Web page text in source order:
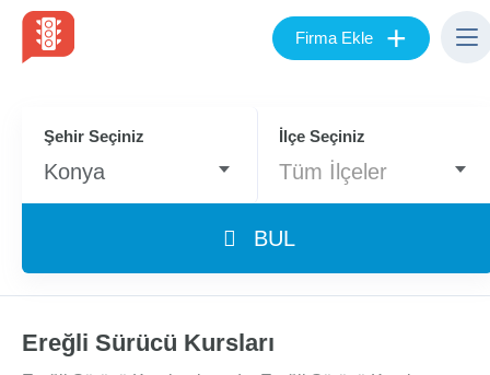
Firma Ekle +
Şehir Seçiniz
Konya
İlçe Seçiniz
Tüm İlçeler
BUL
Ereğli Sürücü Kursları